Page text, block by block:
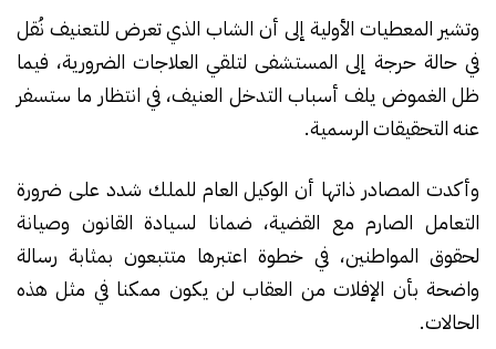
وتشير المعطيات الأولية إلى أن الشاب الذي تعرض للتعنيف نُقل
في حالة حرجة إلى المستشفى لتلقي العلاجات الضرورية، فيما
ظل الغموض يلف أسباب التدخل العنيف، في انتظار ما ستسفر
عنه التحقيقات الرسمية.
وأكدت المصادر ذاتها أن الوكيل العام للملك شدد على ضرورة
التعامل الصارم مع القضية، ضمانا لسيادة القانون وصيانة
لحقوق المواطنين، في خطوة اعتبرها متتبعون بمثابة رسالة
واضحة بأن الإفلات من العقاب لن يكون ممكنا في مثل هذه
الحالات.